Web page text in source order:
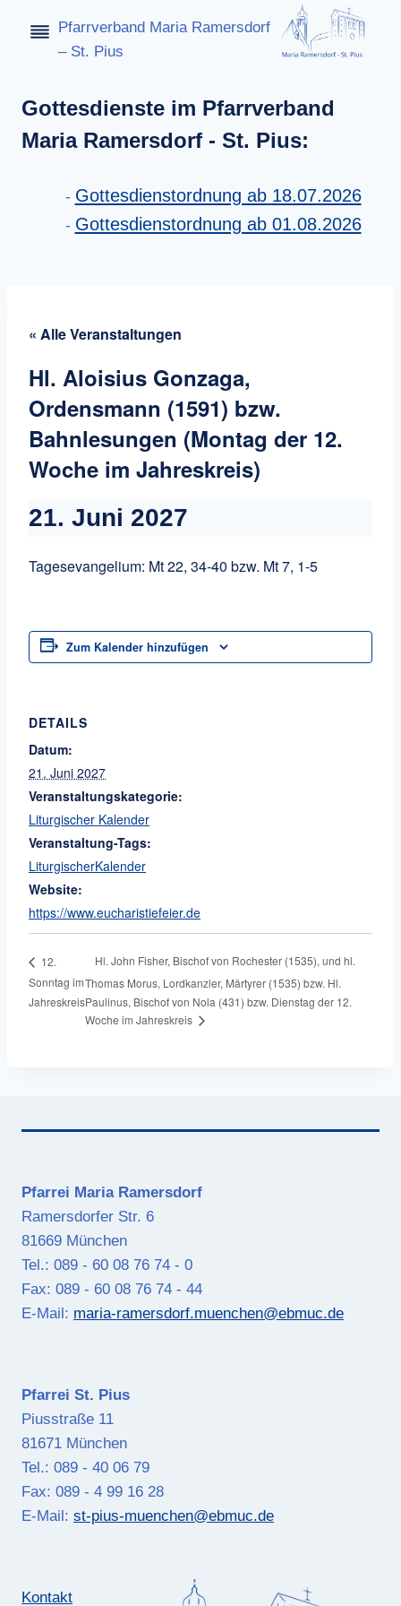
Inhalt
Pfarrverband Maria Ramersdorf
– St. Pius
Gottesdienste im Pfarrverband
Maria Ramersdorf - St. Pius:
Gottesdienstordnung ab 18.07.2026
Gottesdienstordnung ab 01.08.2026
« Alle Veranstaltungen
Hl. Aloisius Gonzaga,
Ordensmann (1591) bzw.
Bahnlesungen (Montag der 12.
Woche im Jahreskreis)
21. Juni 2027
Tagesevangelium: Mt 22, 34-40 bzw. Mt 7, 1-5
Zum Kalender hinzufügen
DETAILS
Datum:
21. Juni 2027
Veranstaltungskategorie:
Liturgischer Kalender
Veranstaltung-Tags:
LiturgischerKalender
Website:
https://www.eucharistiefeier.de
12.
Sonntag im
Jahreskreis
Hl. John Fisher, Bischof von Rochester (1535), und hl.
Thomas Morus, Lordkanzler, Märtyrer (1535) bzw. Hl.
Paulinus, Bischof von Nola (431) bzw. Dienstag der 12.
Woche im Jahreskreis
Pfarrei Maria Ramersdorf
Ramersdorfer Str. 6
81669 München
Tel.: 089 - 60 08 76 74 - 0
Fax: 089 - 60 08 76 74 - 44
E-Mail: maria-ramersdorf.muenchen@ebmuc.de
Pfarrei St. Pius
Piusstraße 11
81671 München
Tel.: 089 - 40 06 79
Fax: 089 - 4 99 16 28
E-Mail: st-pius-muenchen@ebmuc.de
Kontakt